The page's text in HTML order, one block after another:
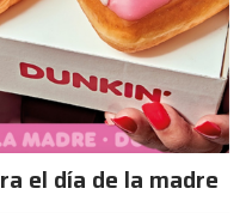
el día de la madre